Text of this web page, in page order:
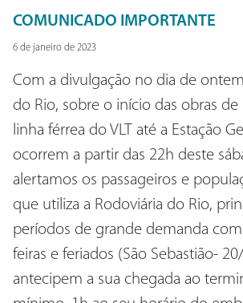
COMUNICADO IMPORTANTE
6 de janeiro de 2023
Com a divulgação no dia de
do Rio, sobre o início das obras
linha férrea do VLT até a Estação
ocorrem a partir das 22h deste
alertamos os passageiros e
que utiliza a Rodoviária do Rio,
períodos de grande demanda
feiras e feriados (São Sebastião-
antecipem a sua chegada ao